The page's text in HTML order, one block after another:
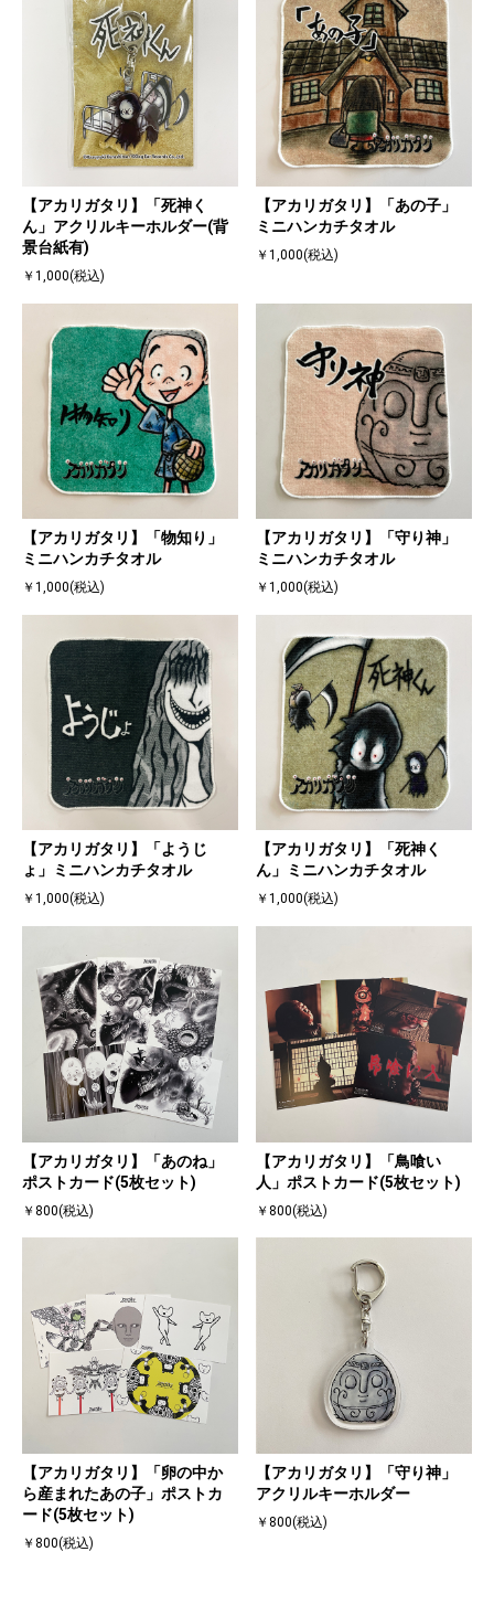
【アカリガタリ】「死神く
ん」アクリルキーホルダー(背
景台紙有)
￥1,000(税込)
【アカリガタリ】「あの子」
ミニハンカチタオル
￥1,000(税込)
【アカリガタリ】「物知り」
ミニハンカチタオル
￥1,000(税込)
【アカリガタリ】「守り神」
ミニハンカチタオル
￥1,000(税込)
【アカリガタリ】「ようじ
ょ」ミニハンカチタオル
￥1,000(税込)
【アカリガタリ】「死神く
ん」ミニハンカチタオル
￥1,000(税込)
【アカリガタリ】「あのね」
ポストカード(5枚セット)
￥800(税込)
【アカリガタリ】「鳥喰い
人」ポストカード(5枚セット)
￥800(税込)
【アカリガタリ】「卵の中か
ら産まれたあの子」ポストカ
ード(5枚セット)
￥800(税込)
【アカリガタリ】「守り神」
アクリルキーホルダー
￥800(税込)